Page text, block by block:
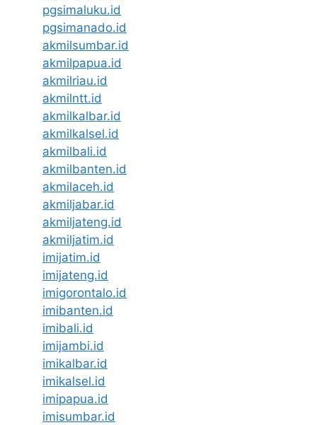
pgsimaluku.id
pgsimanado.id
akmilsumbar.id
akmilpapua.id
akmilriau.id
akmilntt.id
akmilkalbar.id
akmilkalsel.id
akmilbali.id
akmilbanten.id
akmilaceh.id
akmiljabar.id
akmiljateng.id
akmiljatim.id
imijatim.id
imijateng.id
imigorontalo.id
imibanten.id
imibali.id
imijambi.id
imikalbar.id
imikalsel.id
imipapua.id
imisumbar.id